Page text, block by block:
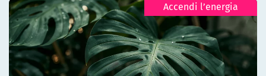
Accendi l’energia